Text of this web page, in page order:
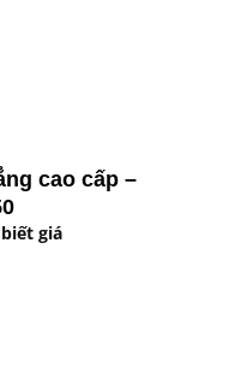
cao cấp –
giá